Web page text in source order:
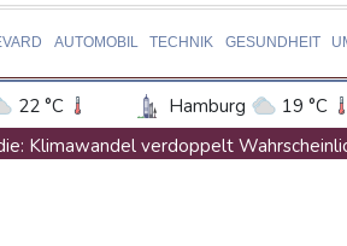
AUTOMOBIL TECHNIK GESUNDHEIT
22 °C Hamburg 19 °C
Potsdam 23 °C Leipzig
Klimawandel verdoppelt
meldet Rekordergebnis -